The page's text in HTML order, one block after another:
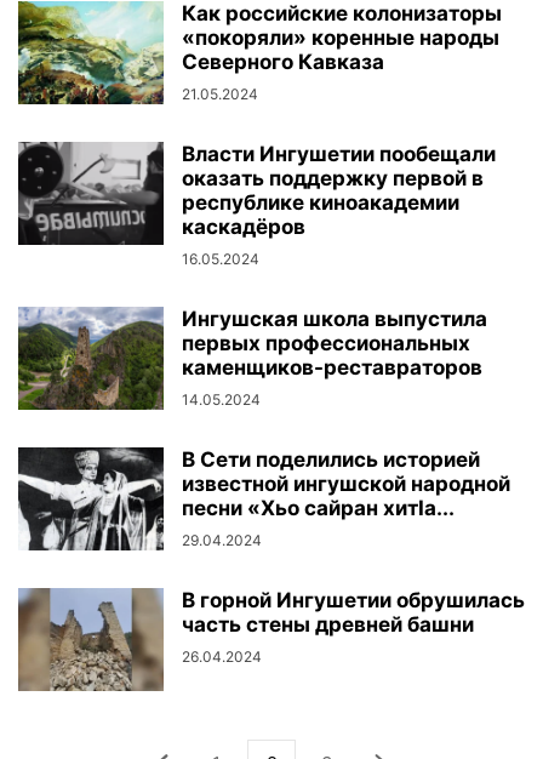
Как российские колонизаторы
«покоряли» коренные народы
Северного Кавказа
21.05.2024
Власти Ингушетии пообещали
оказать поддержку первой в
республике киноакадемии
каскадёров
16.05.2024
Ингушская школа выпустила
первых профессиональных
каменщиков-реставраторов
14.05.2024
В Сети поделились историей
известной ингушской народной
песни «Хьо сайран хитӀа...
29.04.2024
В горной Ингушетии обрушилась
часть стены древней башни
26.04.2024